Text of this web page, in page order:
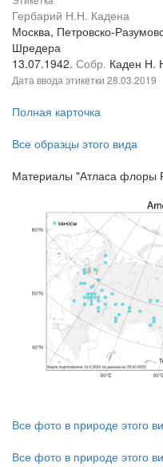
Гербарий Н.Н. Кадена
Москва, Петровско-
Шредера
13.07.1942. Собр. Каден Н.
Дата ввода этикетки 28.03.2019
Полная карточка
Все образцы этого вида
Материалы "Атласа флоры
Все фото в природе этого
Все фото в природе этого